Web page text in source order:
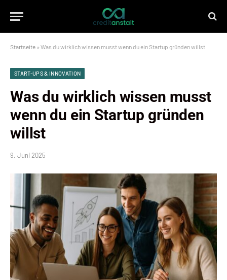
Startseite » Was du wirklich wissen musst wenn du ein Startup gründen willst
START-UPS & INNOVATION
Was du wirklich wissen musst
wenn du ein Startup gründen
willst
9. Juni 2025